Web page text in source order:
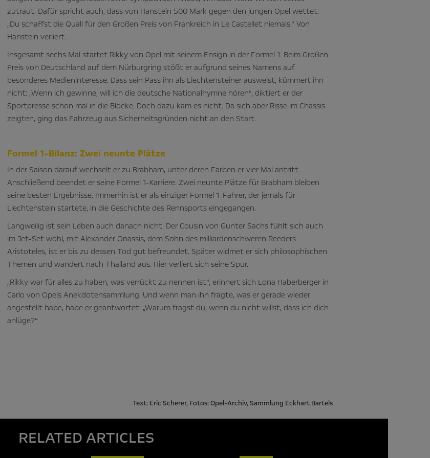
zutraut. Dafür spricht auch, dass von Hanstein 500 Mark gegen den jungen Opel wettet:
„Du schaffst die Quali für den Großen Preis von Frankreich in Le Castellet niemals.“ Von
Hanstein verliert.
Insgesamt sechs Mal startet Rikky von Opel mit seinem Ensign in der Formel 1. Beim Großen
Preis von Deutschland auf dem Nürburgring stößt er aufgrund seines Namens auf
besonderes Medieninteresse. Dass sein Pass ihn als Liechtensteiner ausweist, kümmert ihn
nicht: „Wenn ich gewinne, will ich die deutsche Nationalhymne hören“, diktiert er der
Sportpresse schon mal in die Blöcke. Doch dazu kam es nicht. Da sich aber Risse im Chassis
zeigten, ging das Fahrzeug aus Sicherheitsgründen nicht an den Start.
Formel 1-Bilanz: Zwei neunte Plätze
In der Saison darauf wechselt er zu Brabham, unter deren Farben er vier Mal antritt.
Anschließend beendet er seine Formel 1-Karriere. Zwei neunte Plätze für Brabham bleiben
seine besten Ergebnisse. Immerhin ist er als einziger Formel 1-Fahrer, der jemals für
Liechtenstein startete, in die Geschichte des Rennsports eingegangen.
Langweilig ist sein Leben auch danach nicht. Der Cousin von Gunter Sachs fühlt sich auch
im Jet-Set wohl, mit Alexander Onassis, dem Sohn des milliardenschweren Reeders
Aristoteles, ist er bis zu dessen Tod gut befreundet. Später widmet er sich philosophischen
Themen und wandert nach Thailand aus. Hier verliert sich seine Spur.
„Rikky war für alles zu haben, was verrückt zu nennen ist“, erinnert sich Lona Haberberger in
Carlo von Opels Anekdotensammlung. Und wenn man ihn fragte, was er gerade wieder
angestellt habe, habe er geantwortet: „Warum fragst du, wenn du nicht willst, dass ich dich
anlüge?“
Text: Eric Scherer, Fotos: Opel-Archiv, Sammlung Eckhart Bartels
RELATED ARTICLES